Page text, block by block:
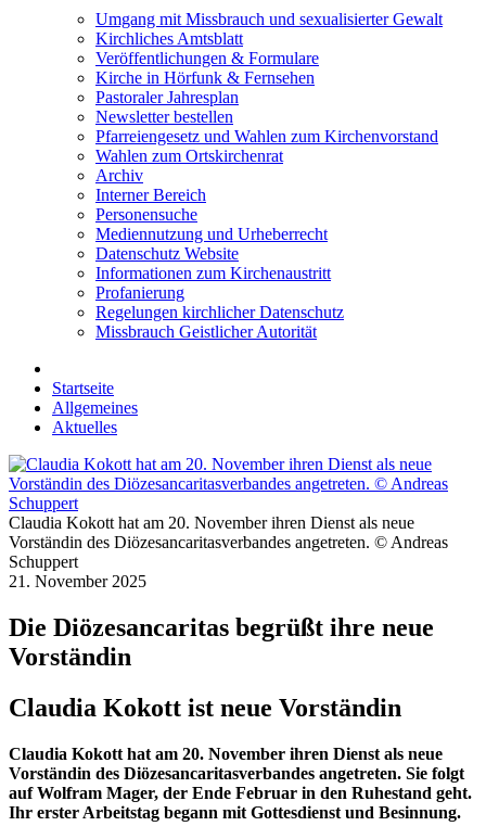
Umgang mit Missbrauch und sexualisierter Gewalt
Kirchliches Amtsblatt
Veröffentlichungen & Formulare
Kirche in Hörfunk & Fernsehen
Pastoraler Jahresplan
Newsletter bestellen
Pfarreiengesetz und Wahlen zum Kirchenvorstand
Wahlen zum Ortskirchenrat
Archiv
Interner Bereich
Personensuche
Mediennutzung und Urheberrecht
Datenschutz Website
Informationen zum Kirchenaustritt
Profanierung
Regelungen kirchlicher Datenschutz
Missbrauch Geistlicher Autorität
Startseite
Allgemeines
Aktuelles
Claudia Kokott hat am 20. November ihren Dienst als neue
Vorständin des Diözesancaritasverbandes angetreten. © Andreas
Schuppert
21. November 2025
Die Diözesancaritas begrüßt ihre neue
Vorständin
Claudia Kokott ist neue Vorständin
Claudia Kokott hat am 20. November ihren Dienst als neue
Vorständin des Diözesancaritasverbandes angetreten. Sie folgt
auf Wolfram Mager, der Ende Februar in den Ruhestand geht.
Ihr erster Arbeitstag begann mit Gottesdienst und Besinnung.